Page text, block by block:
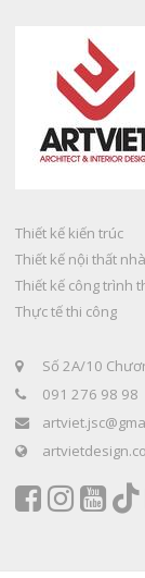
Thiết kế kiến trúc
Thiết kế nội thất
Thiết kế công trình
Thực tế thi công
Số 2A/10
091 276 98 98